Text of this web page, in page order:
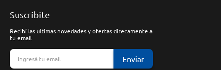
Suscríbite
Recibí las ultimas novedades y ofertas direcamente a
tu email
Enviar